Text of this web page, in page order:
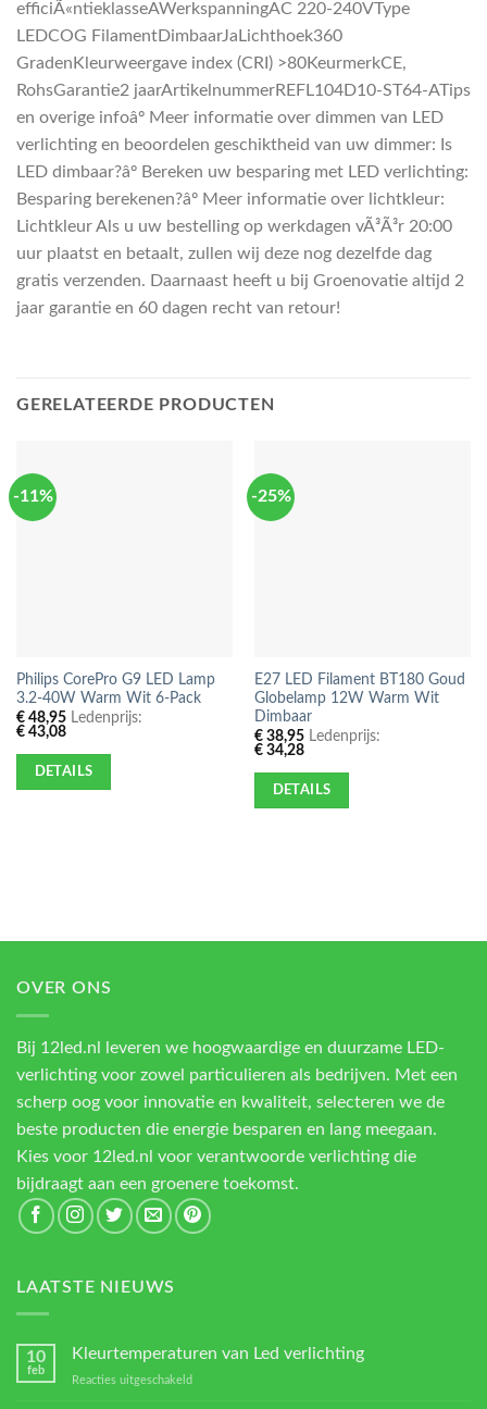
efficiÃ«ntieklasseAWerkspanningAC 220-240VType
LEDCOG FilamentDimbaarJaLichthoek360
GradenKleurweergave index (CRI) >80KeurmerkCE,
RohsGarantie2 jaarArtikelnummerREFL104D10-ST64-ATips
en overige infoâº Meer informatie over dimmen van LED
verlichting en beoordelen geschiktheid van uw dimmer: Is
LED dimbaar?âº Bereken uw besparing met LED verlichting:
Besparing berekenen?âº Meer informatie over lichtkleur:
Lichtkleur Als u uw bestelling op werkdagen vÃ³Ã³r 20:00
uur plaatst en betaalt, zullen wij deze nog dezelfde dag
gratis verzenden. Daarnaast heeft u bij Groenovatie altijd 2
jaar garantie en 60 dagen recht van retour!
GERELATEERDE PRODUCTEN
-11%
Philips CorePro G9 LED Lamp
3.2-40W Warm Wit 6-Pack
€48,95Ledenprijs:
€43,08
DETAILS
-25%
E27 LED Filament BT180 Goud
Globelamp 12W Warm Wit
Dimbaar
€38,95Ledenprijs:
€34,28
DETAILS
OVER ONS
Bij 12led.nl leveren we hoogwaardige en duurzame LED-
verlichting voor zowel particulieren als bedrijven. Met een
scherp oog voor innovatie en kwaliteit, selecteren we de
beste producten die energie besparen en lang meegaan.
Kies voor 12led.nl voor verantwoorde verlichting die
bijdraagt aan een groenere toekomst.
LAATSTE NIEUWS
10
feb
Kleurtemperaturen van Led verlichting
Reacties uitgeschakeld